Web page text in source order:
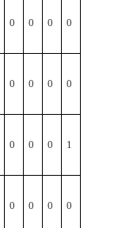
0 0 0 0
0 0 0 0
0 0 0 1
0 0 0 0